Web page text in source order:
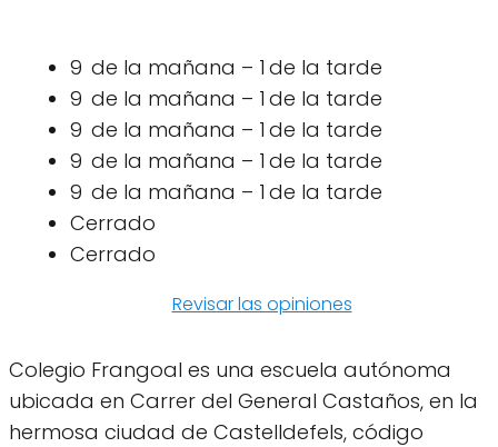
9 de la mañana – 1 de la tarde
9 de la mañana – 1 de la tarde
9 de la mañana – 1 de la tarde
9 de la mañana – 1 de la tarde
9 de la mañana – 1 de la tarde
Cerrado
Cerrado
Revisar las opiniones
Colegio Frangoal es una escuela autónoma
ubicada en Carrer del General Castaños, en la
hermosa ciudad de Castelldefels, código